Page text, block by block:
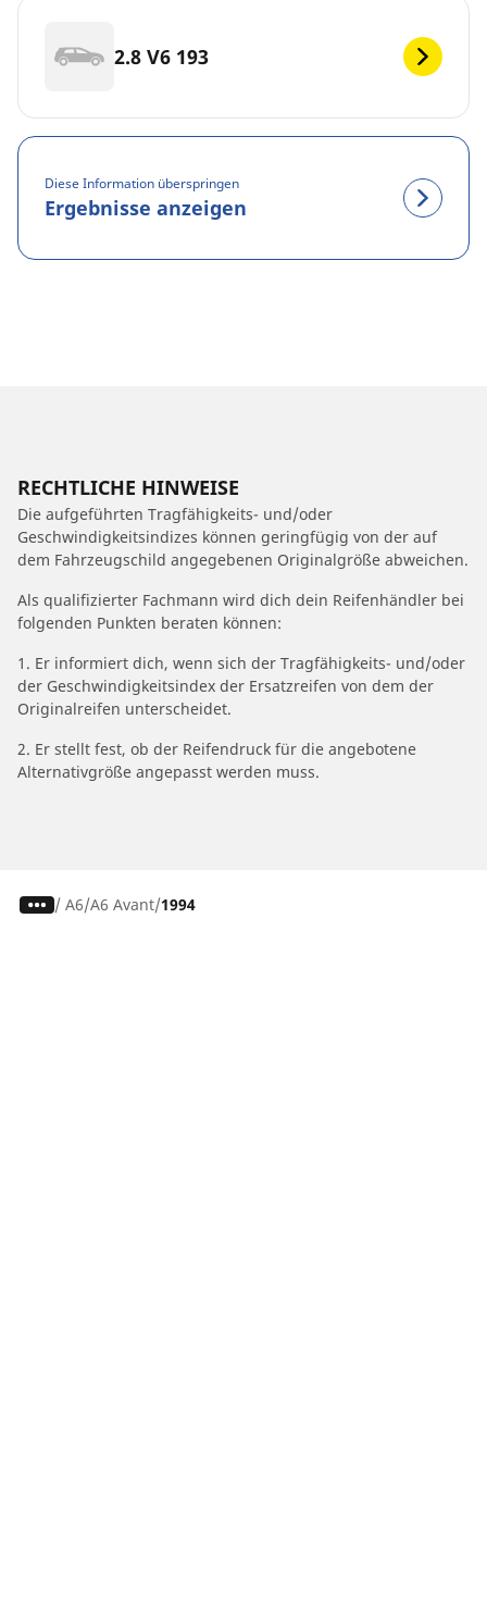
2.8 V6 193
Diese Information überspringen
Ergebnisse anzeigen
RECHTLICHE HINWEISE
Die aufgeführten Tragfähigkeits- und/oder
Geschwindigkeitsindizes können geringfügig von der auf
dem Fahrzeugschild angegebenen Originalgröße abweichen.
Als qualifizierter Fachmann wird dich dein Reifenhändler bei
folgenden Punkten beraten können:
1. Er informiert dich, wenn sich der Tragfähigkeits- und/oder
der Geschwindigkeitsindex der Ersatzreifen von dem der
Originalreifen unterscheidet.
2. Er stellt fest, ob der Reifendruck für die angebotene
Alternativgröße angepasst werden muss.
/ A6 A6 Avant 1994